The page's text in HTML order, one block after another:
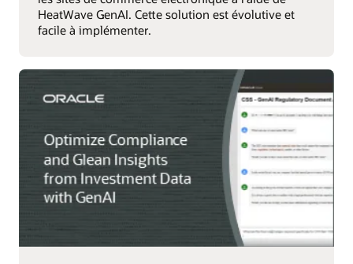
HeatWave GenAI. Cette solution est évolutive et
facile à implémenter.